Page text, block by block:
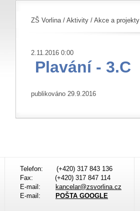
ZŠ Vorlina/ Aktivity/ Akce a projekty
2.11.2016 0:00
Plavání - 3.C
publikováno 29.9.2016
Telefon:
(+420) 317 843 136
Fax:
(+420) 317 847 114
E-mail:
kancelar@zsvorlina.cz
E-mail:
POŠTA GOOGLE